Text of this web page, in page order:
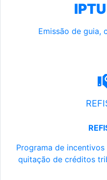
Emissão de guia,
Programa de
quitação de créditos